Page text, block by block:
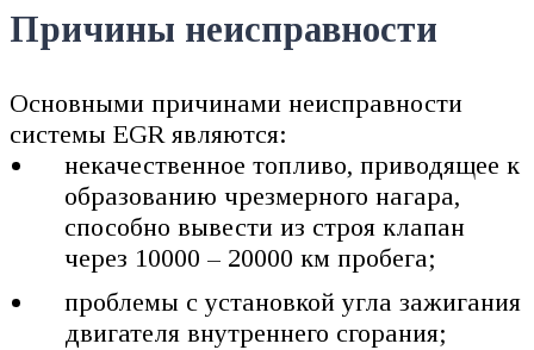
Причины неисправности
Основными причинами неисправности
системы EGR являются:
некачественное топливо, приводящее к
образованию чрезмерного нагара,
способно вывести из строя клапан
через 10000 – 20000 км пробега;
проблемы с установкой угла зажигания
двигателя внутреннего сгорания;